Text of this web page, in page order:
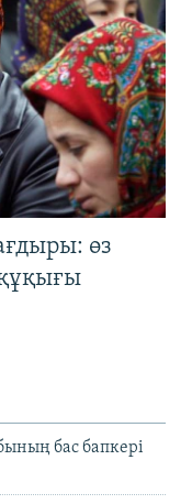
өз
бас бапкері